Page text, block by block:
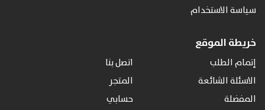
سياسة الاستخدام
خريطة الموقع
إتمام الطلب
اتصل بنا
الاسئلة الشائعة
المتجر
المفضلة
حسابي